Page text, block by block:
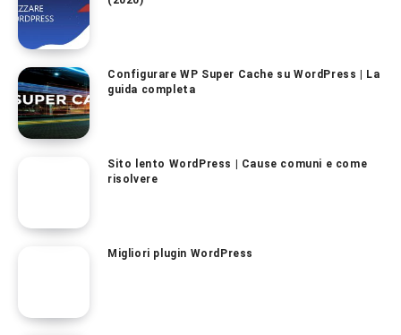
Configurare WP Super Cache su WordPress | La
guida completa
Sito lento WordPress | Cause comuni e come
risolvere
Migliori plugin WordPress